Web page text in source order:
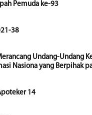
Pemuda ke-93
38
Undang-Undang
Nasiona yang Berpihak
14